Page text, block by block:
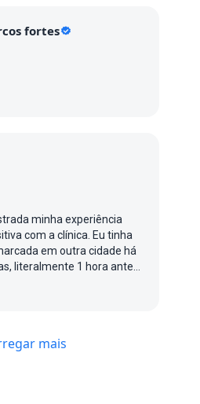
fortes
minha experiência
com a clínica. Eu tinha
em outra cidade há
literalmente 1 hora antes
que a médica estava
encaixe urgente e, além
mais